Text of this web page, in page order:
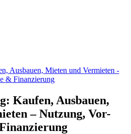
Kaufen, Ausbauen,
– Nutzung, Vor-